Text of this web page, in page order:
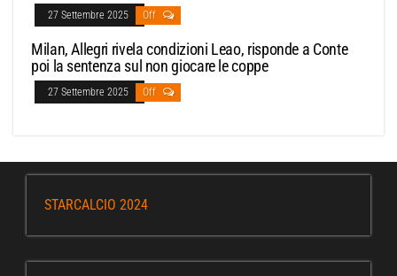
27 Settembre 2025 Off
Milan, Allegri rivela condizioni Leao, risponde a Conte
poi la sentenza sul non giocare le coppe
27 Settembre 2025 Off
STARCALCIO 2024